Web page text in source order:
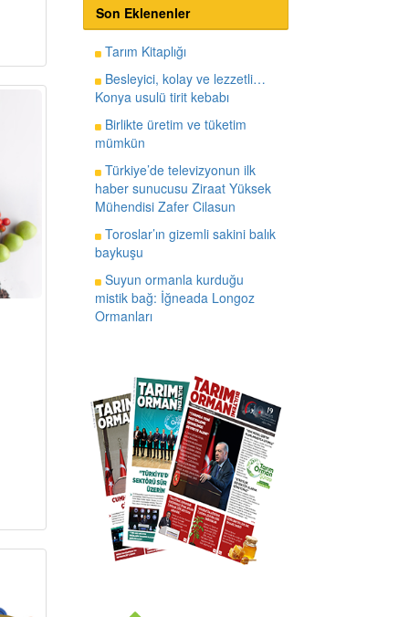
Son Eklenenler
Tarım Kitaplığı
Besleyici, kolay ve lezzetli…
Konya usulü tirit kebabı
Birlikte üretim ve tüketim
mümkün
Türkiye’de televizyonun ilk
haber sunucusu Ziraat Yüksek
Mühendisi Zafer Cilasun
Toroslar’ın gizemli sakini balık
baykuşu
Suyun ormanla kurduğu
mistik bağ: İğneada Longoz
Ormanları